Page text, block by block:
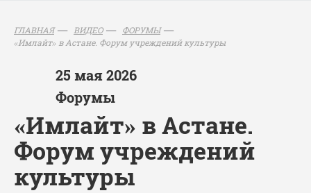
ГЛАВНАЯ ВИДЕО
ФОРУМЫ
«Имлайт» в Астане. Форум учреждений культуры
25 мая 2026
Форумы
«Имлайт» в Астане.
Форум учреждений
культуры